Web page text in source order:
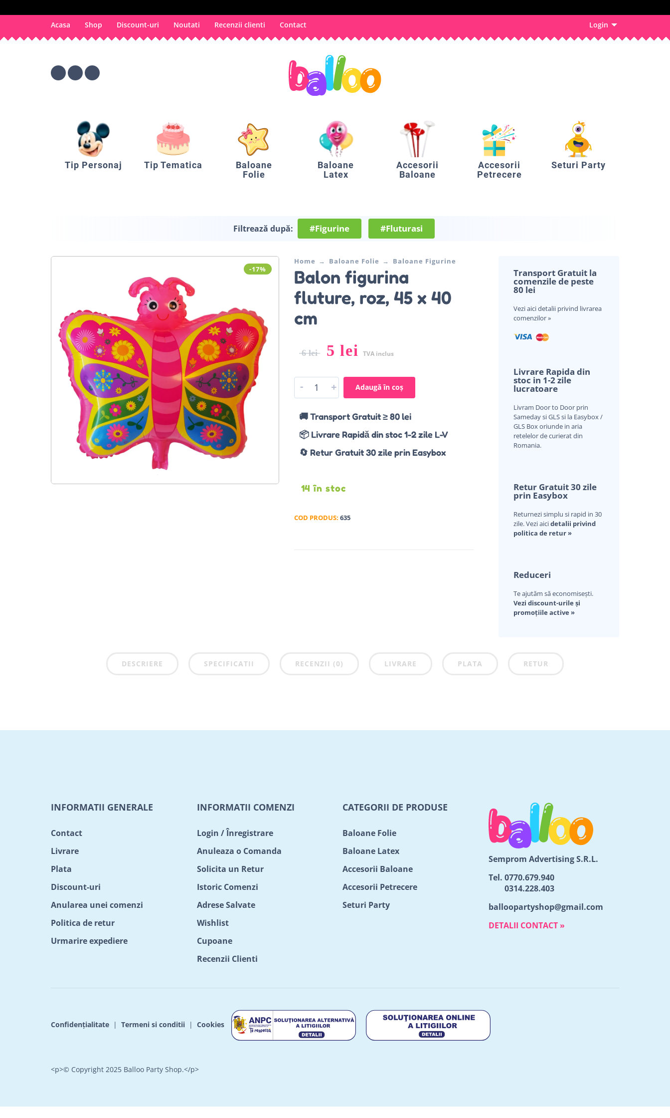
Acasa Shop Discount-uri Noutati Recenzii clienti Contact Login
Tip Personaj Tip Tematica
Baloane
Folie
Baloane
Latex
Accesorii
Baloane
Accesorii
Petrecere
Seturi Party
Filtrează după: #Figurine #Fluturasi
-17%
Home Baloane Folie Baloane Figurine
Balon figurina
fluture, roz, 45 x 40
cm
6lei 5lei TVA inclus
- + Adaugă în coș
🚚 Transport Gratuit ≥ 80 lei
📦 Livrare Rapidă din stoc 1-2 zile L-V
🔄 Retur Gratuit 30 zile prin Easybox
14 în stoc
COD PRODUS: 635
Transport Gratuit la
comenzile de peste
80 lei
Vezi aicidetalii privind livrarea
comenzilor »
Livrare Rapida din
stoc in 1-2 zile
lucratoare
Livram Door to Door prin
Sameday si GLS si la Easybox /
GLS Box oriunde in aria
retelelor de curierat din
Romania.
Retur Gratuit 30 zile
prin Easybox
Returnezi simplu si rapid in 30
zile. Vezi aicidetalii privind
politica de retur »
Reduceri
Te ajutăm să economisești.
Vezi discount-urile și
promoțiile active »
DESCRIERE SPECIFICATII RECENZII (0) LIVRARE PLATA RETUR
INFORMATII GENERALE
Contact
Livrare
Plata
Discount-uri
Anularea unei comenzi
Politica de retur
Urmarire expediere
INFORMATII COMENZI
Login / Înregistrare
Anuleaza o Comanda
Solicita un Retur
Istoric Comenzi
Adrese Salvate
Wishlist
Cupoane
Recenzii Clienti
CATEGORII DE PRODUSE
Baloane Folie
Baloane Latex
Accesorii Baloane
Accesorii Petrecere
Seturi Party
Semprom Advertising S.R.L.
Tel. 0770.679.940
0314.228.403
balloopartyshop@gmail.com
DETALII CONTACT »
Confidențialitate | Termeni si conditii | Cookies
<p>© Copyright 2025 Balloo Party Shop.</p>